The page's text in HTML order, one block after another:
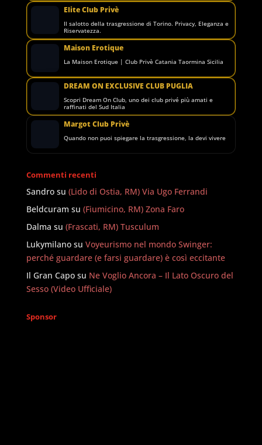
Elite Club Privè
Il salotto della trasgressione di Torino. Privacy, Eleganza e
Riservatezza.
Maison Erotique
La Maison Erotique | Club Privè Catania Taormina Sicilia
DREAM ON EXCLUSIVE CLUB PUGLIA
Scopri Dream On Club, uno dei club privé più amati e
raffinati del Sud Italia
Margot Club Privè
Quando non puoi spiegare la trasgressione, la devi vivere
Commenti recenti
Sandrosu (Lido di Ostia, RM) Via Ugo Ferrandi
Beldcuram su (Fiumicino, RM) Zona Faro
Dalma su (Frascati, RM) Tusculum
Lukymilanosu Voyeurismo nel mondo Swinger:
perché guardare (e farsi guardare) è così eccitante
Il Gran Caposu Ne Voglio Ancora – Il Lato Oscuro del
Sesso (Video Ufficiale)
Sponsor